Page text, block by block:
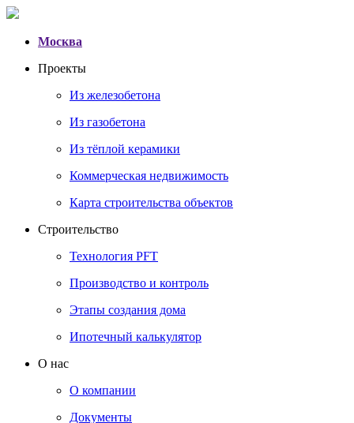
Москва
Проекты
Из железобетона
Из газобетона
Из тёплой керамики
Коммерческая недвижимость
Карта строительства объектов
Строительство
Технология PFT
Производство и контроль
Этапы создания дома
Ипотечный калькулятор
О нас
О компании
Документы